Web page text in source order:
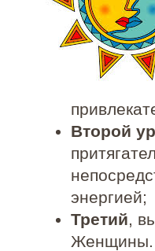
Второй
энергией;
Третий,
Женщины.